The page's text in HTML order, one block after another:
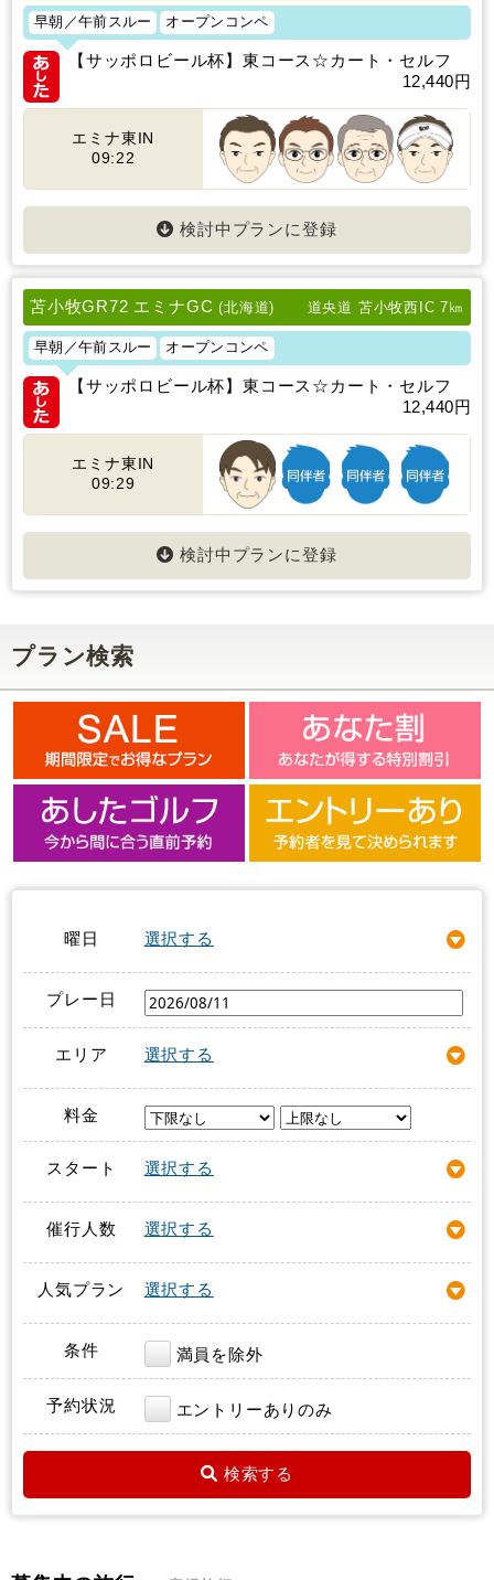
早朝／午前スルー オープンコンペ
【サッポロビール杯】東コース☆カート・セルフ
12,440円
エミナ東IN
09:22
検討中プランに登録
苫小牧GR72 エミナGC (北海道) 道央道 苫小牧西IC 7㎞
早朝／午前スルー オープンコンペ
【サッポロビール杯】東コース☆カート・セルフ
12,440円
エミナ東IN
09:29
検討中プランに登録
プラン検索
曜日 選択する
プレー日
エリア 選択する
料金
スタート 選択する
催行人数 選択する
人気プラン 選択する
条件 満員を除外
予約状況 エントリーありのみ
検索する